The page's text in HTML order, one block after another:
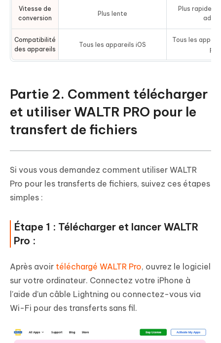
Vitesse de
conversion
Plus lente
Plus rapide
Compatibilité
des appareils
Tous les appareils iOS
Tous les
Partie 2. Comment télécharger
et utiliser WALTR PRO pour le
transfert de fichiers
Si vous vous demandez comment utiliser WALTR
Pro pour les transferts de fichiers, suivez ces étapes
simples :
Étape 1 : Télécharger et lancer WALTR
Pro :
Après avoir téléchargé WALTR Pro, ouvrez le logiciel
sur votre ordinateur. Connectez votre iPhone à
l'aide d'un câble Lightning ou connectez-vous via
Wi-Fi pour des transferts sans fil.